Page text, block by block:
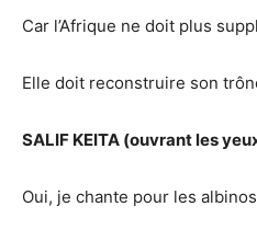
Car l’Afrique ne doit plus
Elle doit reconstruire son
SALIF KEITA (ouvrant les
Oui, je chante pour les